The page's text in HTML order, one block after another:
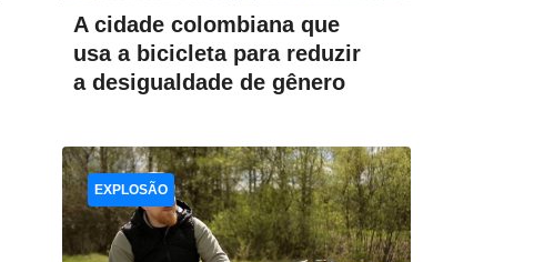
A cidade colombiana que
usa a bicicleta para reduzir
a desigualdade de gênero
EXPLOSÃO